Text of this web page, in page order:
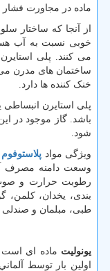
ماده در مجاورت
از آنجا که ساختار
خوبی نسبت به آب
می کنند. پلی
ساختمان های مدرن
خنک کننده ها دارد.
پلی استایرن
باشد. گاز موجود در
شود.
ویژگی مواد پلاستوفوم
وسعت دامنه مصرف
رطوبت حرارت و
بندی، یخدان،
طبی، مبلمان و صندلی
یونولیت ماده ای
اولین بار توسط